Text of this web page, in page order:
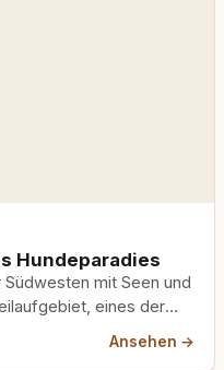
Hundeparadies
mit Seen und
eines der
Ansehen →